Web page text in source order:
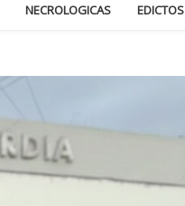
NECROLOGICAS EDICTOS